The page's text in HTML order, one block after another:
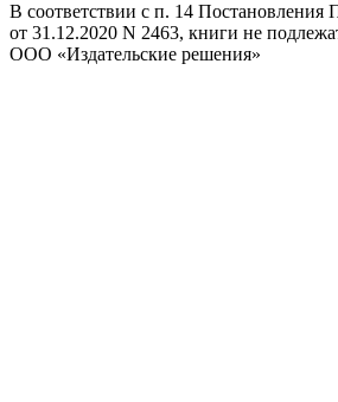
В соответствии с п. 14 Постановления
от 31.12.2020 N 2463, книги не
ООО «Издательские решения»